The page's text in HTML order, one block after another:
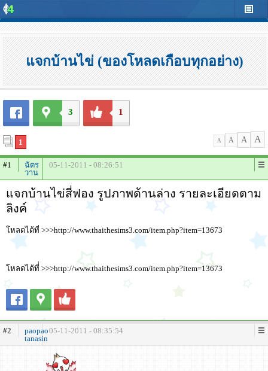
แจกบ้านไข่ (ของโหลดเกือบทุกอย่าง)
3 1
1 A A A A
#1
ฉัตร
วาน
05-11-2011 - 08:26:51
แจกบ้านไข่สี่ฟอง รูปภาพด้านล่าง รายละเอียดตาม
ลิงค์
โหลดได้ที่ >>>http://www.thaithesims3.com/item.php?item=13673
โหลดได้ที่่ >>>http://www.thaithesims3.com/item.php?item=13673
#2
paopao
tanasin
05-11-2011 - 08:35:54